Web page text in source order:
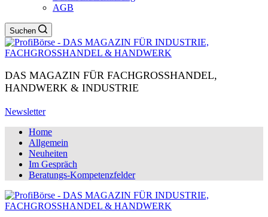
AGB
Suchen
DAS MAGAZIN FÜR FACHGROSSHANDEL,
HANDWERK & INDUSTRIE
Newsletter
Home
Allgemein
Neuheiten
Im Gespräch
Beratungs-Kompetenzfelder